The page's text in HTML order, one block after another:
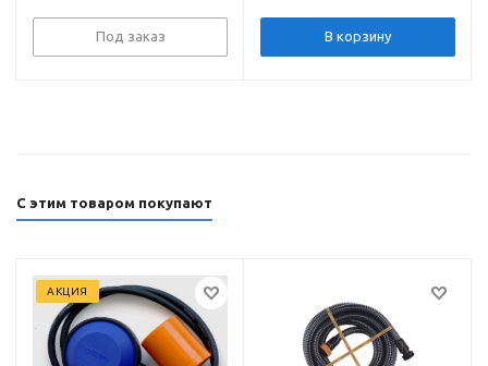
Под заказ
поплавок) (FSCP-400)
В корзину
С этим товаром покупают
АКЦИЯ